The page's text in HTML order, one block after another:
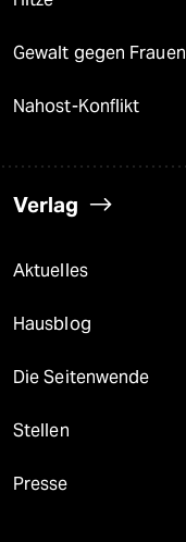
Gewalt gegen Frauen
Nahost-Konflikt
Verlag
Aktuelles
Hausblog
Die Seitenwende
Stellen
Presse